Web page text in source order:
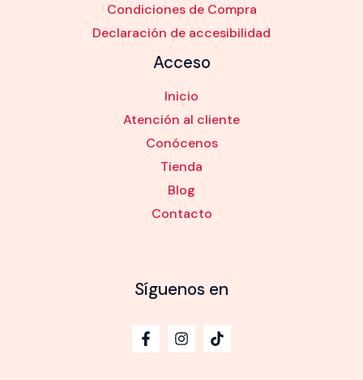
Condiciones de Compra
Declaración de accesibilidad
Acceso
Inicio
Atención al cliente
Conócenos
Tienda
Blog
Contacto
Síguenos en